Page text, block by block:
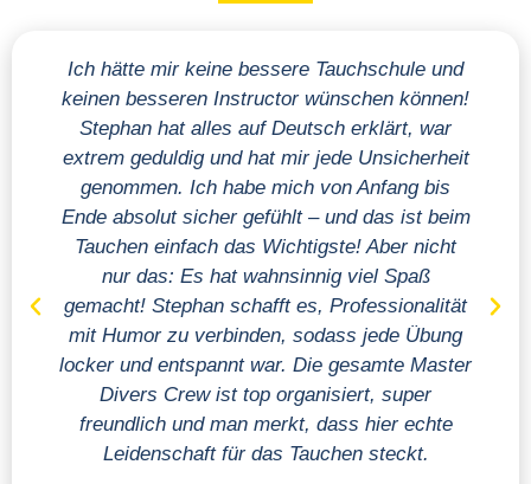
Ich hätte mir keine bessere Tauchschule und
keinen besseren Instructor wünschen können!
Stephan hat alles auf Deutsch erklärt, war
extrem geduldig und hat mir jede Unsicherheit
genommen. Ich habe mich von Anfang bis
Ende absolut sicher gefühlt – und das ist beim
Tauchen einfach das Wichtigste! Aber nicht
nur das: Es hat wahnsinnig viel Spaß
gemacht! Stephan schafft es, Professionalität
mit Humor zu verbinden, sodass jede Übung
locker und entspannt war. Die gesamte Master
Divers Crew ist top organisiert, super
freundlich und man merkt, dass hier echte
Leidenschaft für das Tauchen steckt.